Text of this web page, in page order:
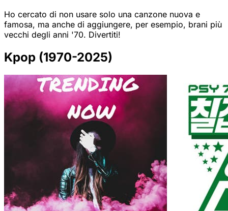
Ho cercato di non usare solo una canzone nuova e
famosa, ma anche di aggiungere, per esempio, brani più
vecchi degli anni '70. Divertiti!
Kpop (1970-2025)